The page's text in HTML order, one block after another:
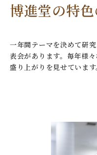
博進堂の特
一年間テーマを決めて研
表会があります。毎年様
盛り上がりを見せています